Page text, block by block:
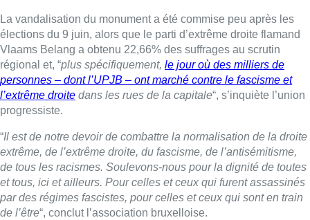
La vandalisation du monument a été commise peu après les
élections du 9 juin, alors que le parti d’extrême droite flamand
Vlaams Belang a obtenu 22,66% des suffrages au scrutin
régional et, “plus spécifiquement, le jour où des milliers de
personnes – dont l’UPJB – ont marché contre le fascisme et
l’extrême droite dans les rues de la capitale“, s’inquiète l’union
progressiste.
“Il est de notre devoir de combattre la normalisation de la droite
extrême, de l’extrême droite, du fascisme, de l’antisémitisme,
de tous les racismes. Soulevons-nous pour la dignité de toutes
et tous, ici et ailleurs. Pour celles et ceux qui furent assassinés
par des régimes fascistes, pour celles et ceux qui sont en train
de l’être“, conclut l’association bruxelloise.